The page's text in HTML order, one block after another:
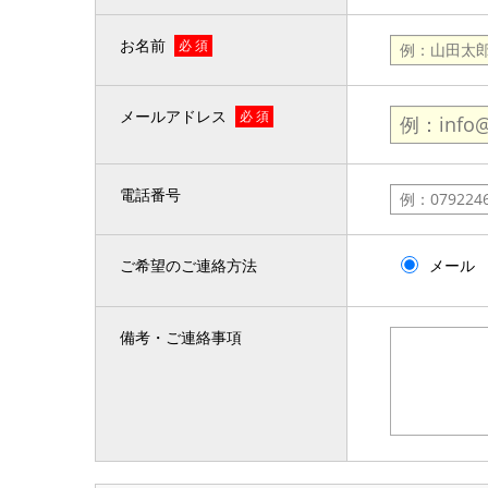
お名前 必 須
メールアドレス 必 須
電話番号
ご希望のご連絡方法 メール
備考・ご連絡事項